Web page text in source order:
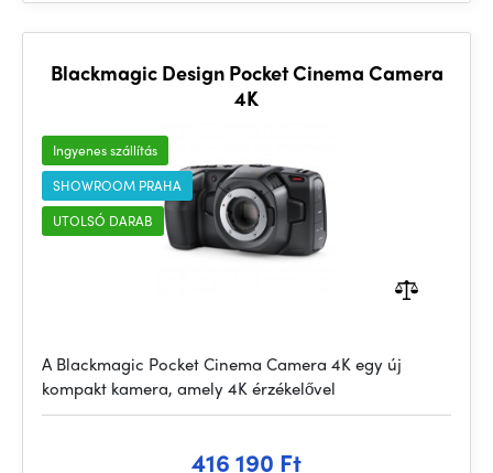
Blackmagic Design Pocket Cinema Camera
4K
Ingyenes szállítás
SHOWROOM PRAHA
UTOLSÓ DARAB
A Blackmagic Pocket Cinema Camera 4K egy új
kompakt kamera, amely 4K érzékelővel
416 190 Ft